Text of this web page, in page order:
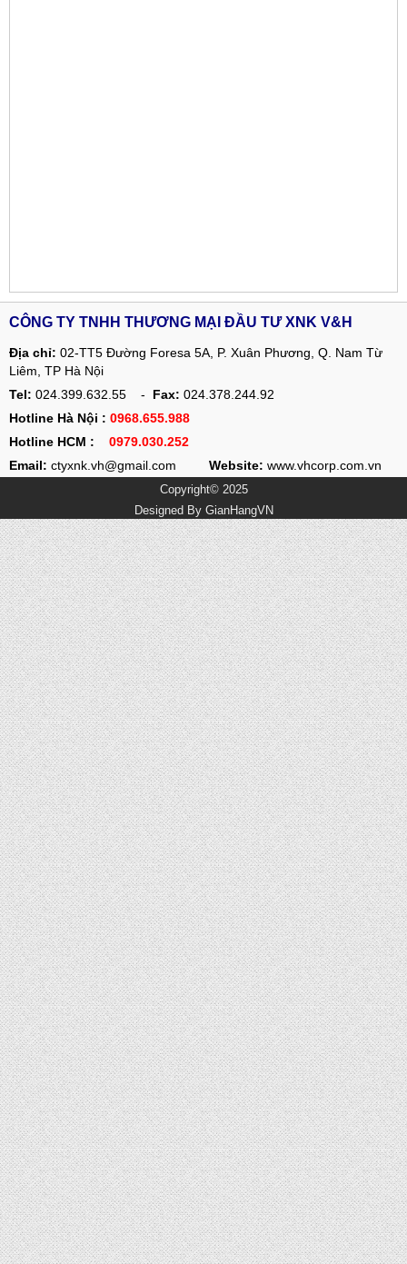
CÔNG TY TNHH THƯƠNG MẠI ĐẦU TƯ XNK V&H
Địa chỉ: 02-TT5 Đường Foresa 5A, P. Xuân Phương, Q. Nam Từ
Liêm, TP Hà Nội
Tel: 024.399.632.55 - Fax: 024.378.244.92
Hotline Hà Nội : 0968.655.988
Hotline HCM :
0979.030.252
Email: ctyxnk.vh@gmail.com Website: www.vhcorp.com.vn
Copyright© 2025
Designed By GianHangVN